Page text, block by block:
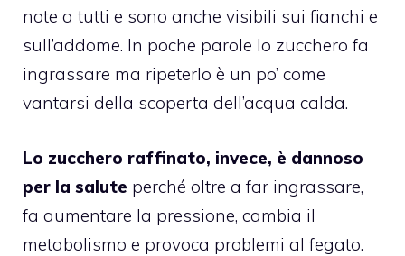
note a tutti e sono anche visibili sui fianchi e
sull’addome. In poche parole lo zucchero fa
ingrassare ma ripeterlo è un po’ come
vantarsi della scoperta dell’acqua calda.
Lo zucchero raffinato, invece, è dannoso
per la salute perché oltre a far ingrassare,
fa aumentare la pressione, cambia il
metabolismo e provoca problemi al fegato.